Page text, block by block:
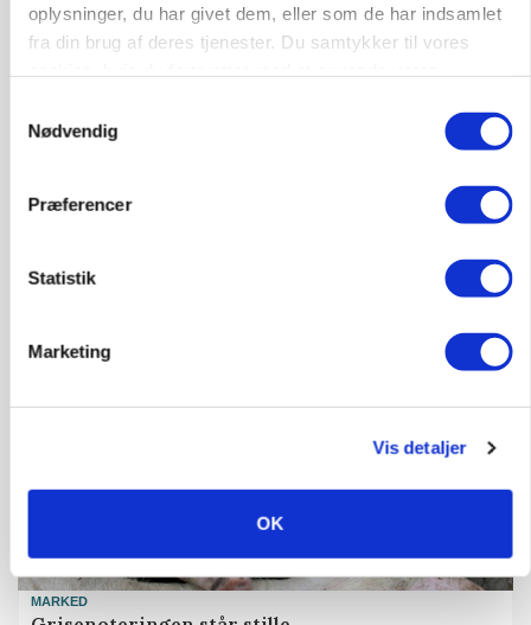
oplysninger, du har givet dem, eller som de har indsamlet
fra din brug af deres tjenester. Du samtykker til vores
Nødvendig
Præferencer
Statistik
Marketing
Vis detaljer
OK
MASKINER
MARKED